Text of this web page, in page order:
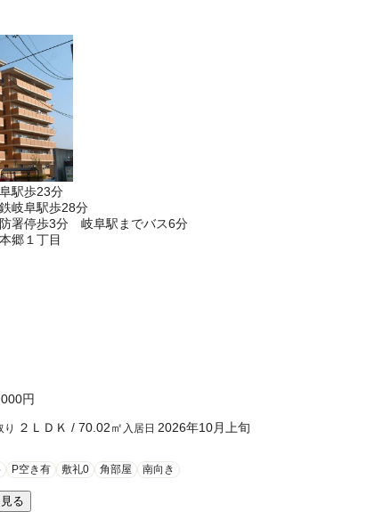
駅歩23分
岐阜駅歩28分
署停歩3分 岐阜駅までバス6分
郷１丁目
円
り ２ＬＤＫ / 70.02㎡ 入居日 2026年10月上旬
P空き有 敷礼0 角部屋 南向き
る